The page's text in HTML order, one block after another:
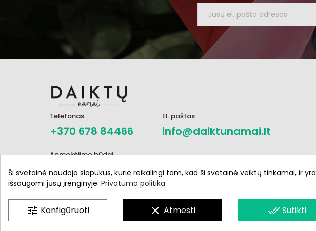
Telefonas
+370 678 84466
El. paštas
info@daiktunamai.lt
Apmokėjimo būdai
Ši svetainė naudoja slapukus, kurie reikalingi tam, kad ši svetainė veiktų tinkamai, ir yra
išsaugomi jūsų įrenginyje. Privatumo politika
tune Konfigūruoti clear Atmesti done_allSutikti